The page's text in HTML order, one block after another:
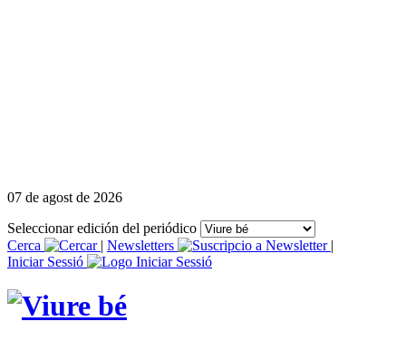
07 de agost de 2026
Seleccionar edición del periódico
Cerca
| Newsletters
|
Iniciar Sessió